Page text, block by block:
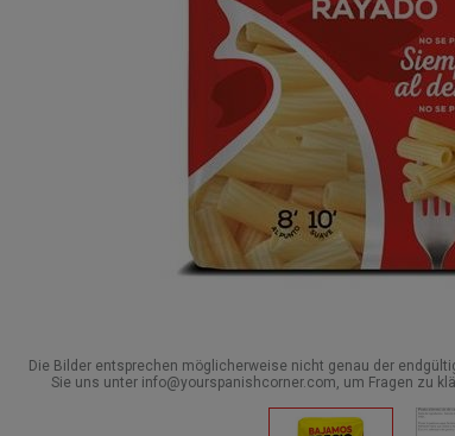
Die Bilder entsprechen möglicherweise nicht genau der
Sie uns unter info@yourspanishcorner.com, um Fragen zu